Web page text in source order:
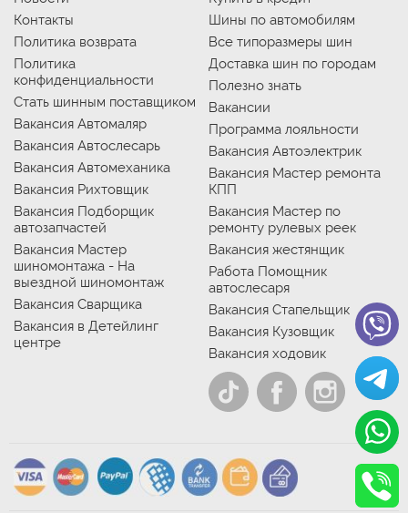
Контакты
Политика возврата
Политика
конфиденциальности
Стать шинным поставщиком
Вакансия Автомаляр
Вакансия Автослесарь
Вакансия Автомеханика
Вакансия Рихтовщик
Вакансия Подборщик
автозапчастей
Вакансия Мастер
шиномонтажа - На
выездной шиномонтаж
Вакансия Сварщика
Вакансия в Детейлинг
центре
Шины по автомобилям
Все типоразмеры шин
Доставка шин по городам
Полезно знать
Вакансии
Программа лояльности
Вакансия Автоэлектрик
Вакансия Мастер ремонта
КПП
Вакансия Мастер по
ремонту рулевых реек
Вакансия жестянщик
Работа Помощник
автослесаря
Вакансия Стапельщик
Вакансия Кузовщик
Вакансия ходовик